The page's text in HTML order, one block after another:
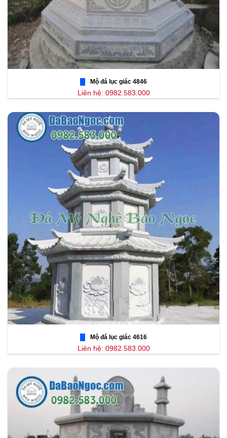
Mộ đá lục giác 4846
Liên hệ: 0982.583.000
Mộ đá lục giác 4616
Liên hệ: 0982.583.000